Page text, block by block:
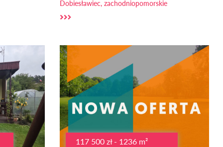
Dobiesławiec, zachodniopomorskie
117 500 zł - 1236 m²